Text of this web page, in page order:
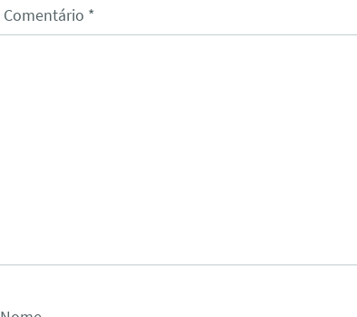
Comentário *